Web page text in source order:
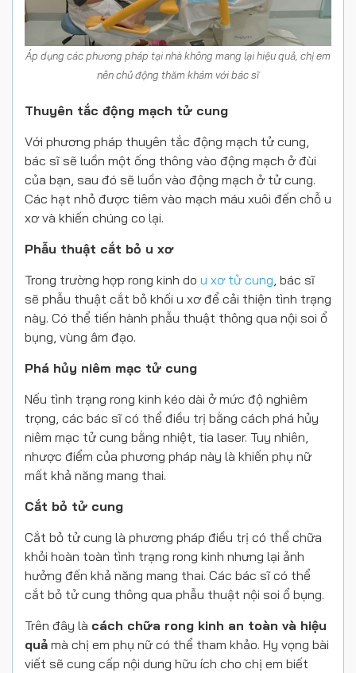
Áp dụng các phương pháp tại nhà không mang lại hiệu quả, chị em
nên chủ động thăm khám với bác sĩ
Thuyên tắc động mạch tử cung
Với phương pháp thuyên tắc động mạch tử cung,
bác sĩ sẽ luồn một ống thông vào động mạch ở đùi
của bạn, sau đó sẽ luồn vào động mạch ở tử cung.
Các hạt nhỏ được tiêm vào mạch máu xuôi đến chỗ u
xơ và khiến chúng co lại.
Phẫu thuật cắt bỏ u xơ
Trong trường hợp rong kinh do u xơ tử cung , bác sĩ
sẽ phẫu thuật cắt bỏ khối u xơ để cải thiện tình trạng
này. Có thể tiến hành phẫu thuật thông qua nội soi ổ
bụng, vùng âm đạo.
Phá hủy niêm mạc tử cung
Nếu tình trạng rong kinh kéo dài ở mức độ nghiêm
trọng, các bác sĩ có thể điều trị bằng cách phá hủy
niêm mạc tử cung bằng nhiệt, tia laser. Tuy nhiên,
nhược điểm của phương pháp này là khiến phụ nữ
mất khả năng mang thai.
Cắt bỏ tử cung
Cắt bỏ tử cung là phương pháp điều trị có thể chữa
khỏi hoàn toàn tình trạng rong kinh nhưng lại ảnh
hưởng đến khả năng mang thai. Các bác sĩ có thể
cắt bỏ tử cung thông qua phẫu thuật nội soi ổ bụng.
Trên đây là cách chữa rong kinh an toàn và hiệu
quả mà chị em phụ nữ có thể tham khảo. Hy vọng bài
viết sẽ cung cấp nội dung hữu ích cho chị em biết